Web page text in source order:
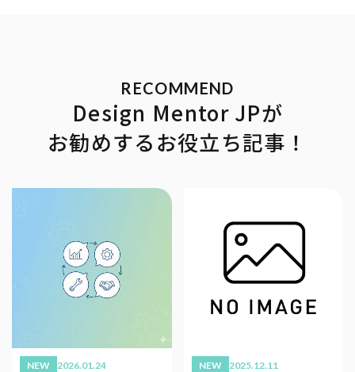
Design Mentor JPが
お勧めするお役立ち記事！
NEW 2026.01.24 NEW 2025.12.11